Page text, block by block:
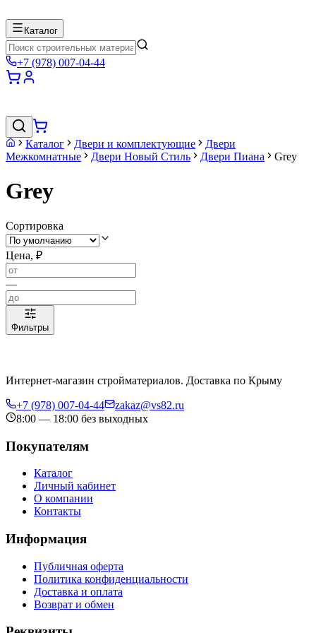
Каталог
+7 (978) 007-04-44
Каталог Двери и комплектующие
Двери
Межкомнатные
Двери Новый Стиль Двери Пиана Grey
Grey
Сортировка
Цена, ₽
—
Фильтры
Интернет-магазин стройматериалов. Доставка по Крыму
+7 (978) 007-04-44
zakaz@vs82.ru
8:00 — 18:00 без выходных
Покупателям
Каталог
Личный кабинет
О компании
Контакты
Информация
Публичная оферта
Политика конфиденциальности
Доставка и оплата
Возврат и обмен